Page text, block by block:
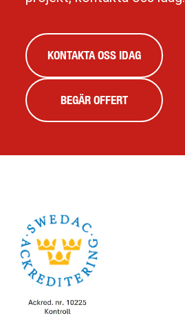
KONTAKTA OSS IDAG
BEGÄR OFFERT